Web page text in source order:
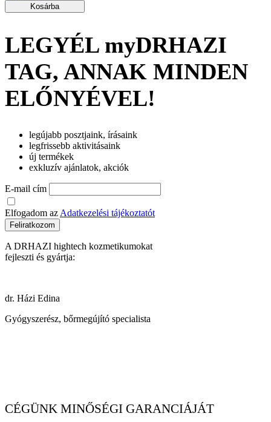
Kosárba
LEGYÉL myDRHAZI
TAG, ANNAK MINDEN
ELŐNYÉVEL!
legújabb posztjaink, írásaink
legfrissebb aktivitásaink
új termékek
exkluzív ajánlatok, akciók
E-mail cím
Elfogadom az Adatkezelési tájékoztatót
Feliratkozom
A DRHAZI hightech kozmetikumokat
fejleszti és gyártja:
dr. Házi Edina
Gyógyszerész, bőrmegújító specialista
CÉGÜNK MINŐSÉGI GARANCIÁJÁT